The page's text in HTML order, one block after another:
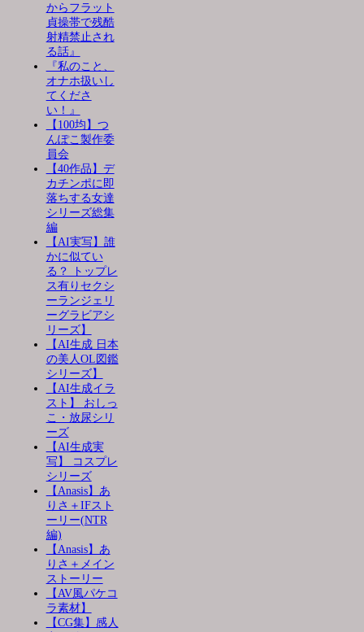
からフラット
貞操帯で残酷
射精禁止され
る話』
『私のこと、
オナホ扱いし
てくださ
い！』
【100均】つ
んぽこ製作委
員会
【40作品】デ
カチンポに即
落ちする女達
シリーズ総集
編
【AI実写】誰
かに似てい
る？ トップレ
ス有りセクシ
ーランジェリ
ーグラビアシ
リーズ】
【AI生成 日本
の美人OL図鑑
シリーズ】
【AI生成イラ
スト】 おしっ
こ・放尿シリ
ーズ
【AI生成実
写】 コスプレ
シリーズ
【Anasis】あ
りさ＋IFスト
ーリー(NTR
編)
【Anasis】あ
りさ＋メイン
ストーリー
【AV風パケコ
ラ素材】
【CG集】感人